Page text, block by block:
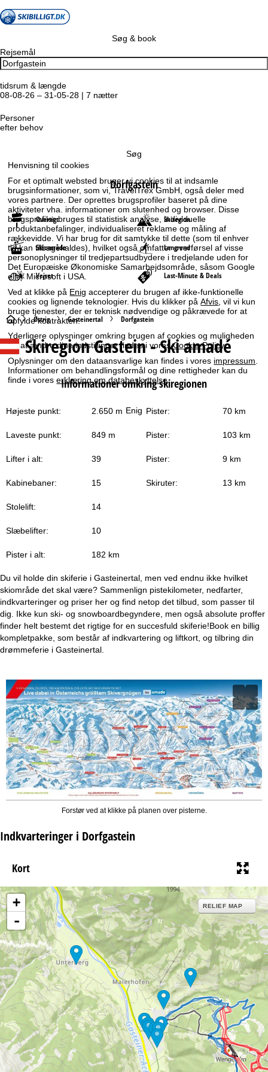
Henvisning til cookies
For et optimalt websted bruger vi cookies til at indsamle
brugsinformationer, som vi, TravelTrex GmbH, også deler med
vores partnere. Der oprettes brugsprofiler baseret på dine
aktiviteter vha. informationer om slutenhed og browser. Disse
brugsprofiler bruges til statistisk analyse, individuelle
produktanbefalinger, individualiseret reklame og måling af
rækkevidde. Vi har brug for dit samtykke til dette (som til enhver
tid kan tilbagekaldes), hvilket også omfatter overførsel af visse
personoplysninger til tredjepartsudbydere i tredjelande uden for
Det Europæiske Økonomiske Samarbejdsområde, såsom Google
eller Microsoft i USA.
Ved at klikke på Enig accepterer du brugen af ikke-funktionelle
cookies og lignende teknologier. Hvis du klikker påAfvis, vil vi kun
bruge tjenester, der er teknisk nødvendige og påkrævede for at
opfylde kontrakten.
Yderligere oplysninger omkring brugen af cookies og muligheden
for at ændre dine indstillinger findes i voresCookie-Policy.
Oplysninger om den dataansvarlige kan findes i vores impressum
Informationer om behandlingsformål og dine rettigheder kan du
finde i voreserklæring om databeskyttelse.
Enig
Søg & book
Rejsemål
tidsrum & længde
08-08-26 – 31-05-28 | 7 nætter
Personer
efter behov
Søg
Dorfgastein
Oversigt Skiregion
Skiområde Langrend
Vejret Last-Minute & Deals
S
t
a
t
s
Østrig Gasteinertal Dorfgastein
Skiregion Gastein - Ski amadé
Informationer omkring skiregionen
Højeste punkt: 2.650 m Pister: 70 km
Laveste punkt: 849 m Pister: 103 km
Lifter i alt: 39 Pister: 9 km
Kabinebaner: 15 Skiruter: 13 km
Stolelift: 14
Slæbelifter: 10
Pister i alt: 182 km
Du vil holde din skiferie i Gasteinertal, men ved endnu ikke hvilket
skiområde det skal være? Sammenlign pistekilometer, nedfarter,
indkvarteringer og priser her og find netop det tilbud, som passer til
dig. Ikke kun ski- og snowboardbegyndere, men også absolute proffer
finder helt bestemt det rigtige for en succesfuld skiferie!Book en billig
kompletpakke, som består af indkvartering og liftkort, og tilbring din
drømmeferie i Gasteinertal.
Forstør ved at klikke på planen over pisterne.
Indkvarteringer i Dorfgastein
Kort
+
-
RELIEF MAP